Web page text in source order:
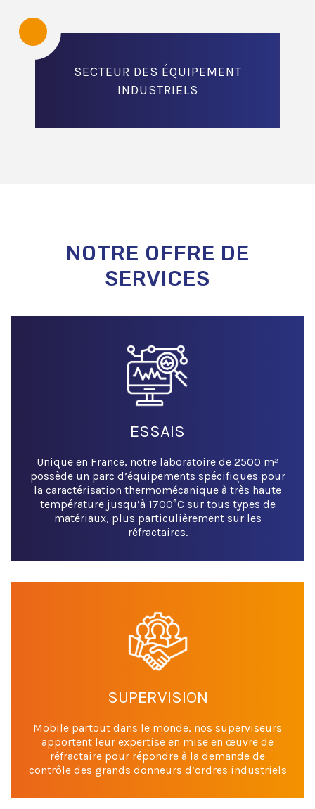
SECTEUR DES ÉQUIPEMENT
INDUSTRIELS
NOTRE OFFRE DE
SERVICES
ESSAIS
Unique en France, notre laboratoire de 2500 m²
possède un parc d’équipements spécifiques pour
la caractérisation thermomécanique à très haute
température jusqu’à 1700°C sur tous types de
matériaux, plus particulièrement sur les
réfractaires.
SUPERVISION
Mobile partout dans le monde, nos superviseurs
apportent leur expertise en mise en œuvre de
réfractaire pour répondre à la demande de
contrôle des grands donneurs d’ordres industriels